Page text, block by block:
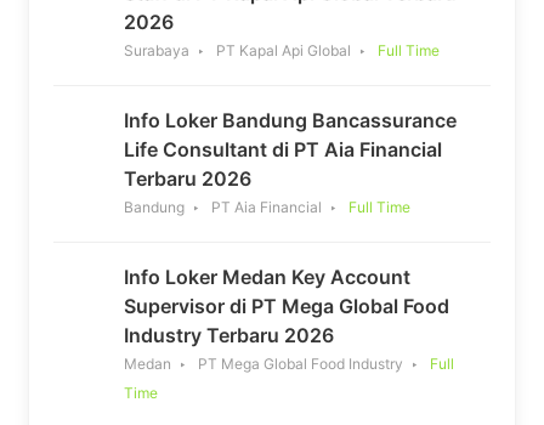
2026
Surabaya PT Kapal Api Global Full Time
Info Loker Bandung Bancassurance
Life Consultant di PT Aia Financial
Terbaru 2026
Bandung PT Aia Financial Full Time
Info Loker Medan Key Account
Supervisor di PT Mega Global Food
Industry Terbaru 2026
Medan PT Mega Global Food Industry
Full
Time